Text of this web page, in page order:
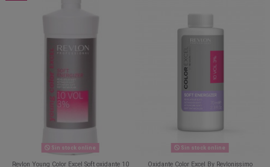
Sin stock online
Revlon Young Color Excel Soft oxidante 10
Sin stock online
Oxidante Color Excel By Revlonissimo